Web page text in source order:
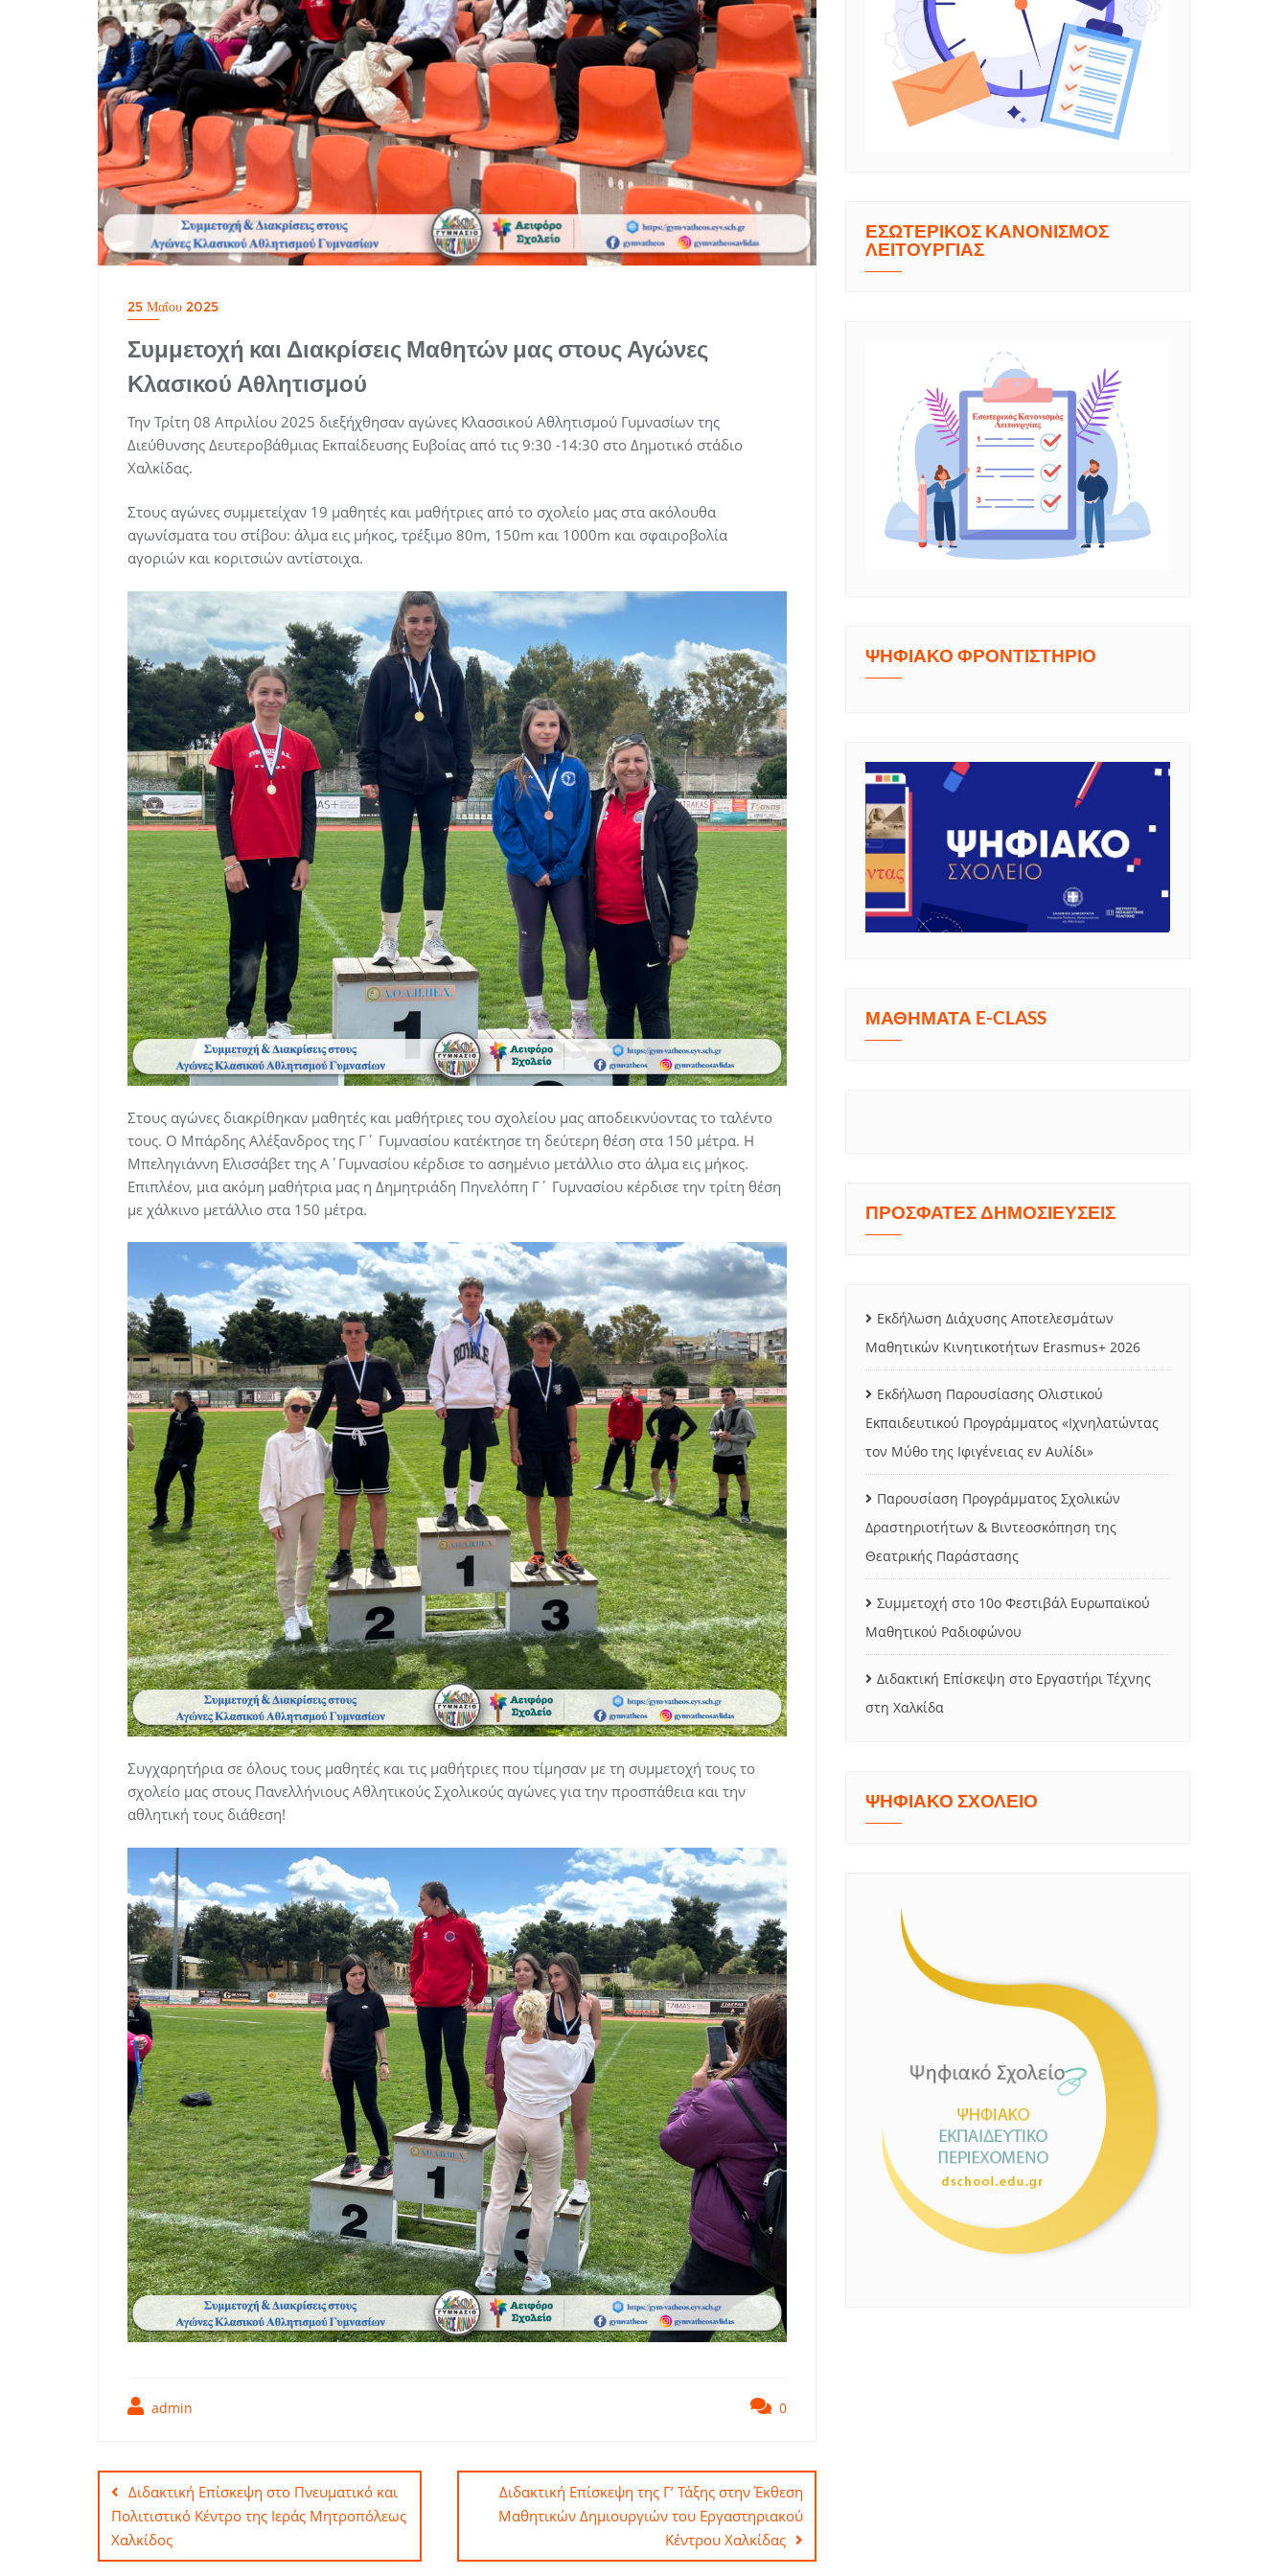
25 Μαΐου 2025
Συμμετοχή και Διακρίσεις Μαθητών μας στους Αγώνες
Κλασικού Αθλητισμού
Την Τρίτη 08 Απριλίου 2025 διεξήχθησαν αγώνες Κλασσικού Αθλητισμού Γυμνασίων της
Διεύθυνσης Δευτεροβάθμιας Εκπαίδευσης Ευβοίας από τις 9:30 -14:30 στο Δημοτικό στάδιο
Χαλκίδας.
Στους αγώνες συμμετείχαν 19 μαθητές και μαθήτριες από το σχολείο μας στα ακόλουθα
αγωνίσματα του στίβου: άλμα εις μήκος, τρέξιμο 80m, 150m και 1000m και σφαιροβολία
αγοριών και κοριτσιών αντίστοιχα.
Στους αγώνες διακρίθηκαν μαθητές και μαθήτριες του σχολείου μας αποδεικνύοντας το ταλέντο
τους. Ο Μπάρδης Αλέξανδρος της Γ΄ Γυμνασίου κατέκτησε τη δεύτερη θέση στα 150 μέτρα. Η
Μπεληγιάννη Ελισσάβετ της Α΄Γυμνασίου κέρδισε το ασημένιο μετάλλιο στο άλμα εις μήκος.
Επιπλέον, μια ακόμη μαθήτρια μας η Δημητριάδη Πηνελόπη Γ΄ Γυμνασίου κέρδισε την τρίτη θέση
με χάλκινο μετάλλιο στα 150 μέτρα.
Συγχαρητήρια σε όλους τους μαθητές και τις μαθήτριες που τίμησαν με τη συμμετοχή τους το
σχολείο μας στους Πανελλήνιους Αθλητικούς Σχολικούς αγώνες για την προσπάθεια και την
αθλητική τους διάθεση!
admin 0
Πλοήγηση
άρθρων
Διδακτική Επίσκεψη στο Πνευματικό και
Πολιτιστικό Κέντρο της Ιεράς Μητροπόλεως
Χαλκίδος
Διδακτική Επίσκεψη της Γ’ Τάξης στην Έκθεση
Μαθητικών Δημιουργιών του Εργαστηριακού
Κέντρου Χαλκίδας
ΕΣΩΤΕΡΙΚΟΣ ΚΑΝΟΝΙΣΜΟΣ
ΛΕΙΤΟΥΡΓΙΑΣ
ΨΗΦΙΑΚΟ ΦΡΟΝΤΙΣΤΗΡΙΟ
ΜΑΘΗΜΑΤΑ E-CLASS
ΠΡΟΣΦΑΤΕΣ ΔΗΜΟΣΙΕΥΣΕΙΣ
Εκδήλωση Διάχυσης Αποτελεσμάτων
Μαθητικών Κινητικοτήτων Erasmus+ 2026
Εκδήλωση Παρουσίασης Ολιστικού
Εκπαιδευτικού Προγράμματος «Ιχνηλατώντας
τον Μύθο της Ιφιγένειας εν Αυλίδι»
Παρουσίαση Προγράμματος Σχολικών
Δραστηριοτήτων & Βιντεοσκόπηση της
Θεατρικής Παράστασης
Συμμετοχή στο 10ο Φεστιβάλ Ευρωπαϊκού
Μαθητικού Ραδιοφώνου
Διδακτική Επίσκεψη στο Εργαστήρι Τέχνης
στη Χαλκίδα
ΨΗΦΙΑΚΟ ΣΧΟΛΕΙΟ